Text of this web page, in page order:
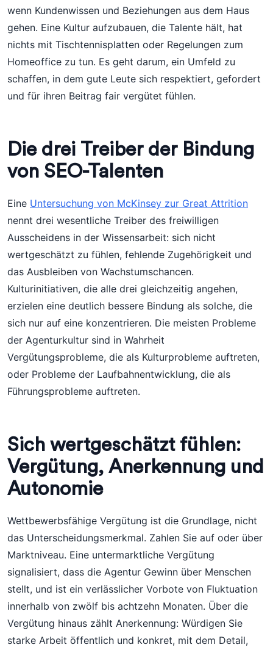
wenn Kundenwissen und Beziehungen aus dem Haus
gehen. Eine Kultur aufzubauen, die Talente hält, hat
nichts mit Tischtennisplatten oder Regelungen zum
Homeoffice zu tun. Es geht darum, ein Umfeld zu
schaffen, in dem gute Leute sich respektiert, gefordert
und für ihren Beitrag fair vergütet fühlen.
Die drei Treiber der Bindung
von SEO-Talenten
Eine Untersuchung von McKinsey zur Great Attrition
nennt drei wesentliche Treiber des freiwilligen
Ausscheidens in der Wissensarbeit: sich nicht
wertgeschätzt zu fühlen, fehlende Zugehörigkeit und
das Ausbleiben von Wachstumschancen.
Kulturinitiativen, die alle drei gleichzeitig angehen,
erzielen eine deutlich bessere Bindung als solche, die
sich nur auf eine konzentrieren. Die meisten Probleme
der Agenturkultur sind in Wahrheit
Vergütungsprobleme, die als Kulturprobleme auftreten,
oder Probleme der Laufbahnentwicklung, die als
Führungsprobleme auftreten.
Sich wertgeschätzt fühlen:
Vergütung, Anerkennung und
Autonomie
Wettbewerbsfähige Vergütung ist die Grundlage, nicht
das Unterscheidungsmerkmal. Zahlen Sie auf oder über
Marktniveau. Eine untermarktliche Vergütung
signalisiert, dass die Agentur Gewinn über Menschen
stellt, und ist ein verlässlicher Vorbote von Fluktuation
innerhalb von zwölf bis achtzehn Monaten. Über die
Vergütung hinaus zählt Anerkennung: Würdigen Sie
starke Arbeit öffentlich und konkret, mit dem Detail,